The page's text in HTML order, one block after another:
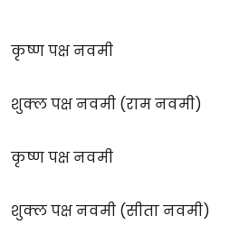
कृष्ण पक्ष नवमी
शुक्ल पक्ष नवमी (राम नवमी)
कृष्ण पक्ष नवमी
शुक्ल पक्ष नवमी (सीता नवमी)